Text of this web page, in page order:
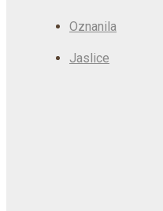
Oznanila
Jaslice